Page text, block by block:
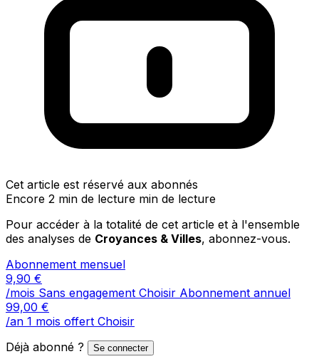
Cet article est réservé aux abonnés
Encore 2 min de lecture min de lecture
Pour accéder à la totalité de cet article et à l'ensemble
des analyses de Croyances & Villes, abonnez-vous.
Abonnement mensuel
9,90 €
/mois Sans engagement Choisir Abonnement annuel
99,00 €
/an 1 mois offert Choisir
Déjà abonné ?
Se connecter